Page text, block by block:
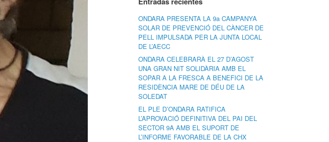
ONDARA PRESENTA LA 9a CAMPANYA
SOLAR DE PREVENCIÓ DEL CÀNCER DE
PELL IMPULSADA PER LA JUNTA LOCAL
DE L’AECC
ONDARA CELEBRARÀ EL 27 D’AGOST
UNA GRAN NIT SOLIDÀRIA AMB EL
SOPAR A LA FRESCA A BENEFICI DE LA
RESIDÈNCIA MARE DE DÉU DE LA
SOLEDAT
EL PLE D’ONDARA RATIFICA
L’APROVACIÓ DEFINITIVA DEL PAI DEL
SECTOR 9A AMB EL SUPORT DE
L’INFORME FAVORABLE DE LA CHX